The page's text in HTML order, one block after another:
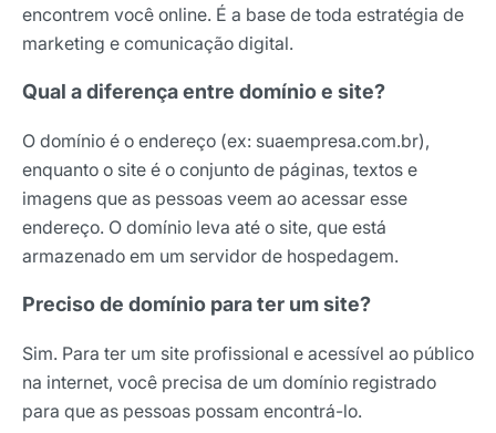
encontrem você online. É a base de toda estratégia de
marketing e comunicação digital.
Qual a diferença entre domínio e site?
O domínio é o endereço (ex: suaempresa.com.br),
enquanto o site é o conjunto de páginas, textos e
imagens que as pessoas veem ao acessar esse
endereço. O domínio leva até o site, que está
armazenado em um servidor de hospedagem.
Preciso de domínio para ter um site?
Sim. Para ter um site profissional e acessível ao público
na internet, você precisa de um domínio registrado
para que as pessoas possam encontrá-lo.